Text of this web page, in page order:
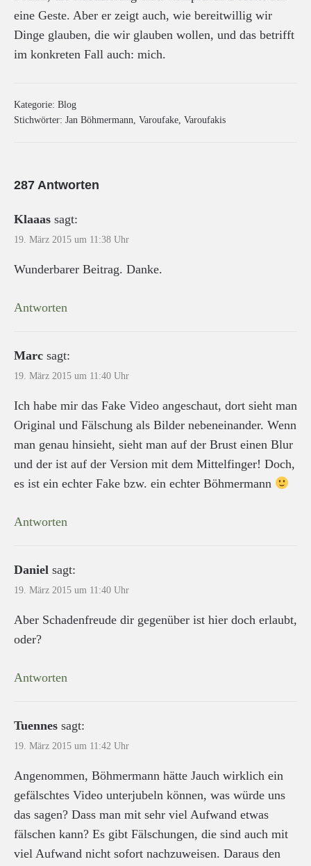
eine Geste. Aber er zeigt auch, wie bereitwillig wir
Dinge glauben, die wir glauben wollen, und das betrifft
im konkreten Fall auch: mich.
Kategorie: Blog
Stichwörter: Jan Böhmermann, Varoufake, Varoufakis
287 Antworten
Klaaas sagt:
19. März 2015 um 11:38 Uhr
Wunderbarer Beitrag. Danke.
Antworten
Marc sagt:
19. März 2015 um 11:40 Uhr
Ich habe mir das Fake Video angeschaut, dort sieht man
Original und Fälschung als Bilder nebeneinander. Wenn
man genau hinsieht, sieht man auf der Brust einen Blur
und der ist auf der Version mit dem Mittelfinger! Doch,
es ist ein echter Fake bzw. ein echter Böhmermann
Antworten
Daniel sagt:
19. März 2015 um 11:40 Uhr
Aber Schadenfreude dir gegenüber ist hier doch erlaubt,
oder?
Antworten
Tuennes sagt:
19. März 2015 um 11:42 Uhr
Angenommen, Böhmermann hätte Jauch wirklich ein
gefälschtes Video unterjubeln können, was würde uns
das sagen? Dass man mit sehr viel Aufwand etwas
fälschen kann? Es gibt Fälschungen, die sind auch mit
viel Aufwand nicht sofort nachzuweisen. Daraus den